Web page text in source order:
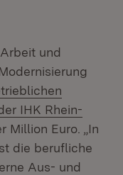
und
IHK Rhein-
Fenster)
Million Euro. „In
die berufliche
Aus- und